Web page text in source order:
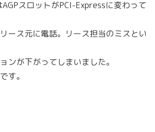
スロットがPCI-Expressに変わって
ース元に電話。リース担当のミスとい
ンが下がってしまいました。
す。